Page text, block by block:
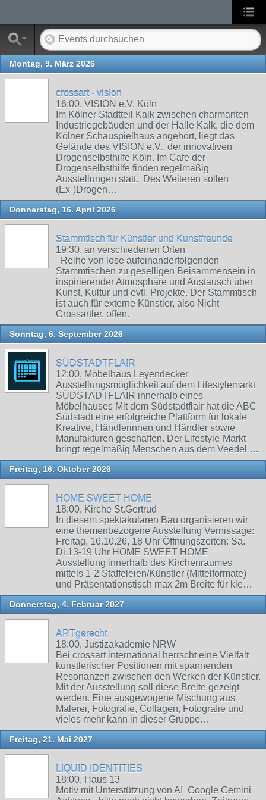
Montag, 9. März 2026
crossart - vision
16:00, VISION e.V. Köln
Im Kölner Stadtteil Kalk zwischen charmanten
Industriegebäuden und der Halle Kalk, die dem
Kölner Schauspielhaus angehört, liegt das
Gelände des VISION e.V., der innovativen
Drogenselbsthilfe Köln. Im Cafe der
Drogenselbsthilfe finden regelmäßig
Ausstellungen statt. Des Weiteren sollen
(Ex-)Drogen…
Donnerstag, 16. April 2026
Stammtisch für Künstler und Kunstfreunde
19:30, an verschiedenen Orten
Reihe von lose aufeinanderfolgenden
Stammtischen zu geselligen Beisammensein in
inspirierender Atmosphäre und Austausch über
Kunst, Kultur und evtl. Projekte. Der Stammtisch
ist auch für externe Künstler, also Nicht-
Crossartler, offen.
Sonntag, 6. September 2026
SÜDSTADTFLAIR
12:00, Möbelhaus Leyendecker
Ausstellungsmöglichkeit auf dem Lifestylemarkt
SÜDSTADTFLAIR innerhalb eines
Möbelhauses Mit dem Südstadtflair hat die ABC
Südstadt eine erfolgreiche Plattform für lokale
Kreative, Händlerinnen und Händler sowie
Manufakturen geschaffen. Der Lifestyle-Markt
bringt regelmäßig Menschen aus dem Veedel …
Freitag, 16. Oktober 2026
HOME SWEET HOME
18:00, Kirche St.Gertrud
In diesem spektakulären Bau organisieren wir
eine themenbezogene Ausstellung Vernissage:
Freitag, 16.10.26, 18 Uhr Öffnungszeiten: Sa.-
Di.13-19 Uhr HOME SWEET HOME
Ausstellung innerhalb des Kirchenraumes
mittels 1-2 Staffeleien/Künstler (Mittelformate)
und Präsentationstisch max 2m Breite für kle…
Donnerstag, 4. Februar 2027
ARTgerecht
18:00, Justizakademie NRW
Bei crossart international herrscht eine Vielfalt
künstlerischer Positionen mit spannenden
Resonanzen zwischen den Werken der Künstler.
Mit der Ausstellung soll diese Breite gezeigt
werden. Eine ausgewogene Mischung aus
Malerei, Fotografie, Collagen, Fotografie und
vieles mehr kann in dieser Gruppe…
Freitag, 21. Mai 2027
LIQUID IDENTITIES
18:00, Haus 13
Motiv mit Unterstützung von AI Google Gemini